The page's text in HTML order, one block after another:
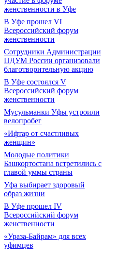
женственности в Уфе
В Уфе прошел VI
Всероссийский форум
женственности
Сотрудники Администрации
ЦДУМ России организовали
благотворительную акцию
В Уфе состоялся V
Всероссийский форум
женственности
Мусульманки Уфы устроили
велопробег
«Ифтар от счастливых
женщин»
Молодые политики
Башкортостана встретились с
главой уммы страны
Уфа выбирает здоровый
образ жизни
В Уфе прошел IV
Всероссийский форум
женственности
«Ураза-Байрам» для всех
уфимцев